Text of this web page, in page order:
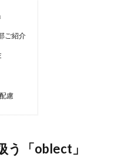
ご紹介
慮
「oblect」